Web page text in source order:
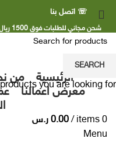
☏ اتصل بنا
شحن مجاني للطلبات فوق 1500 ريال
الرئيسية من
معرض اعمالنا
0
items
/
0.00 ر.س
Menu
SEARCH
you are looking for.